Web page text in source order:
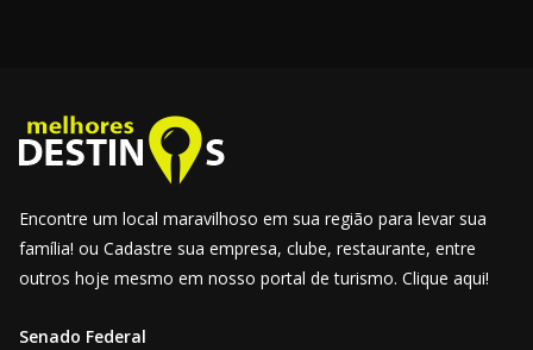
Encontre um local maravilhoso em sua região para levar sua
família! ou Cadastre sua empresa, clube, restaurante, entre
outros hoje mesmo em nosso portal de turismo. Clique aqui!
Senado Federal